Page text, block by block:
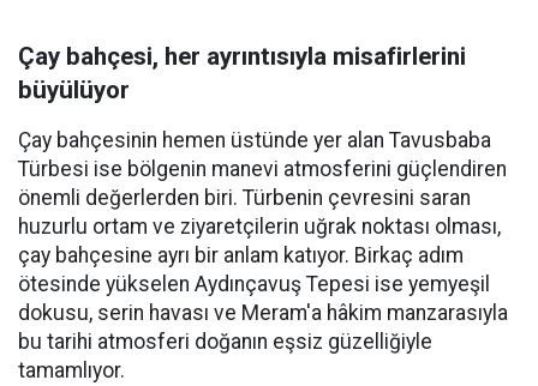
Çay bahçesi, her ayrıntısıyla misafirlerini
büyülüyor
Çay bahçesinin hemen üstünde yer alan Tavusbaba
Türbesi ise bölgenin manevi atmosferini güçlendiren
önemli değerlerden biri. Türbenin çevresini saran
huzurlu ortam ve ziyaretçilerin uğrak noktası olması,
çay bahçesine ayrı bir anlam katıyor. Birkaç adım
ötesinde yükselen Aydınçavuş Tepesi ise yemyeşil
dokusu, serin havası ve Meram'a hâkim manzarasıyla
bu tarihi atmosferi doğanın eşsiz güzelliğiyle
tamamlıyor.